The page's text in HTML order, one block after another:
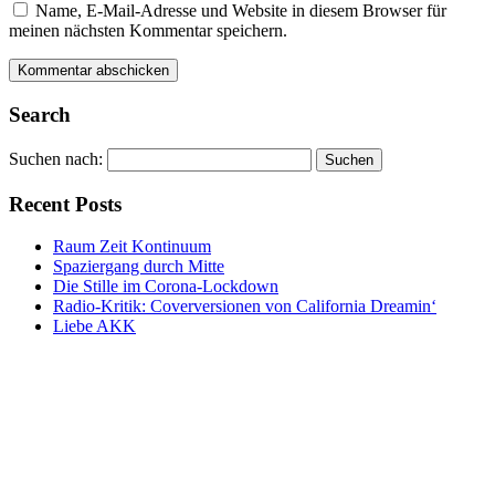
Name, E-Mail-Adresse und Website in diesem Browser für
meinen nächsten Kommentar speichern.
Alternative:
Alternative:
Search
Suchen nach:
Recent Posts
Raum Zeit Kontinuum
Spaziergang durch Mitte
Die Stille im Corona-Lockdown
Radio-Kritik: Coverversionen von California Dreamin‘
Liebe AKK